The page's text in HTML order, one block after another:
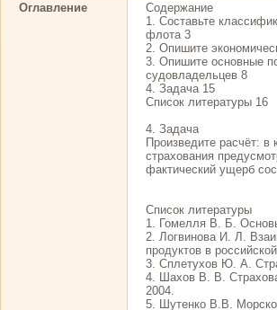
Оглавление
Содержание
1. Составьте
флота 3
2. Опишите
3. Опишите основные
судовладельцев 8
4. Задача 15
Список литературы 16
4. Задача
Произведите расчёт:
страхования
фактический ущерб
Список литературы
1. Гомелля В. Б.
2. Логвинова И. Л.
продуктов в
3. Сплетухов Ю. А.
4. Шахов В. В.
2004.
5. Шутенко В.В.